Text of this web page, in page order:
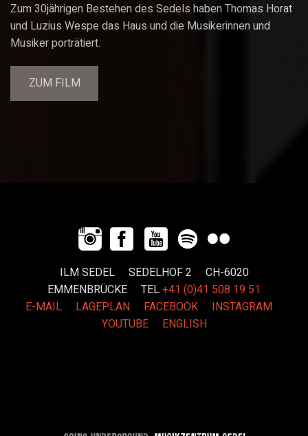
Zum 30jährigen Bestehen des Sedels haben Thomas Horat
und Luzius Wespe das Haus und die Musikerinnen und
Musiker porträtiert.
ZUM FILM
ILM SEDEL SEDELHOF 2 CH-6020
EMMENBRÜCKE TEL+41 (0)41 508 19 51
E-MAIL
LAGEPLAN FACEBOOK
INSTAGRAM
YOUTUBE
ENGLISH